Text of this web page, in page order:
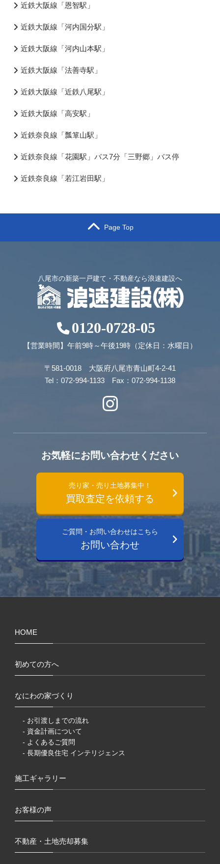
近鉄大阪線「恩智駅」
近鉄大阪線「河内国分駅」
近鉄大阪線「河内山本駅」
近鉄大阪線「法善寺駅」
近鉄大阪線「近鉄八尾駅」
近鉄大阪線「高安駅」
近鉄奈良線「瓢箪山駅」
近鉄奈良線「花園駅」バス7分「三野郷」バス停
近鉄奈良線「若江岩田駅」
Page Top
八尾市の新築一戸建て・不動産なら浪速建設へ
0120-0728-05
【営業時間】午前9時～午後19時（定休日：水曜日）
〒581-0018 大阪府八尾市青山町4-2-41
Tel：072-994-1133 Fax：072-994-1138
お気軽にお問い合わせください
売り家・売り土地募集中！
買取査定を依頼する
ご質問・お問い合わせはこちら
お問い合わせ
HOME
初めての方へ
なにわの家づくり
- お引渡しまでの流れ
- 資金計画について
- よくあるご質問
- 長期優良住宅 インテリジェンス
施工ギャラリー
お客様の声
不動産・土地売却募集